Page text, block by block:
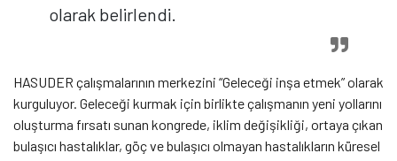
olarak belirlendi.
HASUDER çalışmalarının merkezini “Geleceği inşa etmek” olarak
kurguluyor. Geleceği kurmak için birlikte çalışmanın yeni yollarını
oluşturma fırsatı sunan kongrede, iklim değişikliği, ortaya çıkan
bulaşıcı hastalıklar, göç ve bulaşıcı olmayan hastalıkların küresel